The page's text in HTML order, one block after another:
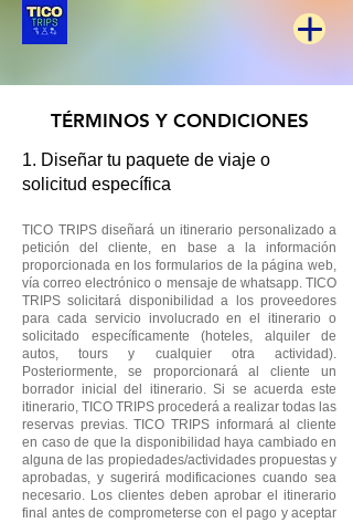
TÉRMINOS Y CONDICIONES
1. Diseñar tu paquete de viaje o
solicitud específica
TICO TRIPS diseñará un itinerario personalizado a
petición del cliente, en base a la información
proporcionada en los formularios de la página web,
vía correo electrónico o mensaje de whatsapp. TICO
TRIPS solicitará disponibilidad a los proveedores
para cada servicio involucrado en el itinerario o
solicitado específicamente (hoteles, alquiler de
autos, tours y cualquier otra actividad).
Posteriormente, se proporcionará al cliente un
borrador inicial del itinerario. Si se acuerda este
itinerario, TICO TRIPS procederá a realizar todas las
reservas previas. TICO TRIPS informará al cliente
en caso de que la disponibilidad haya cambiado en
alguna de las propiedades/actividades propuestas y
aprobadas, y sugerirá modificaciones cuando sea
necesario. Los clientes deben aprobar el itinerario
final antes de comprometerse con el pago y aceptar